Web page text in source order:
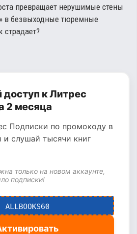
превращает нерушимые стены
в безвыходные тюремные
страдает?
к Литрес
2 месяца
Подписки по промокоду в
и слушай тысячи книг
только на новом аккаунте,
подписки!
ALLBOOKS60